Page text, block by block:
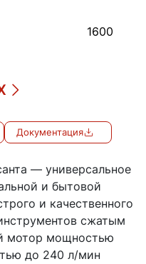
1600
Документация
— универсальное
и бытовой
и качественного
сжатым
мотор мощностью
до 240 л/мин